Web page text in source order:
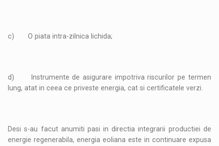
c) O piata intra-zilnica lichida;
d) Instrumente de asigurare impotriva riscurilor pe termen
lung, atat in ceea ce priveste energia, cat si certificatele verzi.
Desi s-au facut anumiti pasi in directia integrarii productiei de
energie regenerabila, energia eoliana este in continuare expusa